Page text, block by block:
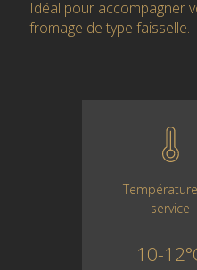
Idéal pour accompagner
fromage de type faisselle.
service
10-